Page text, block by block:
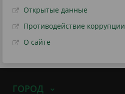
Открытые данные
Противодействие коррупции
О сайте
ГОРОД